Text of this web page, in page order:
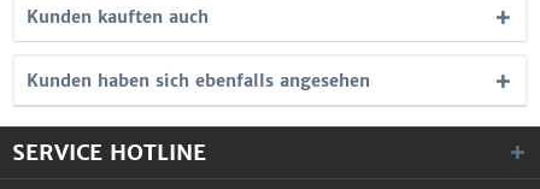
Kunden kauften auch
Kunden haben sich ebenfalls angesehen
SERVICE HOTLINE